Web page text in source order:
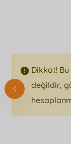
Dikkat!
değildir,